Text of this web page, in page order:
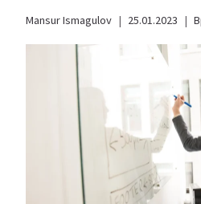
Mansur Ismagulov 25.01.2023